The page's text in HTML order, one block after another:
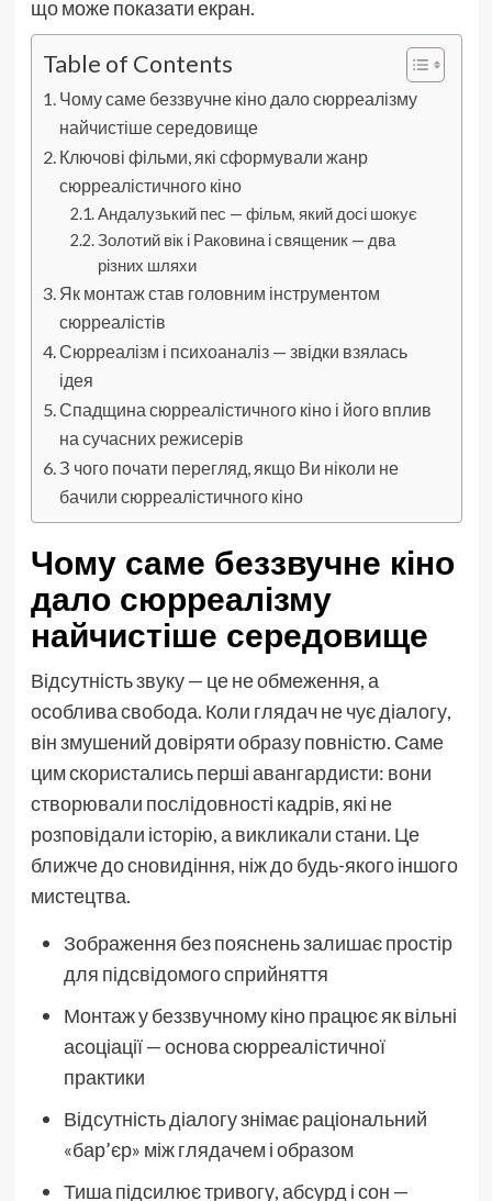
що може показати екран.
Table of Contents
Чому саме беззвучне кіно дало сюрреалізму
найчистіше середовище
Ключові фільми, які сформували жанр
сюрреалістичного кіно
Андалузький пес — фільм, який досі шокує
Золотий вік і Раковина і священик — два
різних шляхи
Як монтаж став головним інструментом
сюрреалістів
Сюрреалізм і психоаналіз — звідки взялась
ідея
Спадщина сюрреалістичного кіно і його вплив
на сучасних режисерів
З чого почати перегляд, якщо Ви ніколи не
бачили сюрреалістичного кіно
Чому саме беззвучне кіно
дало сюрреалізму
найчистіше середовище
Відсутність звуку — це не обмеження, а
особлива свобода. Коли глядач не чує діалогу,
він змушений довіряти образу повністю. Саме
цим скористались перші авангардисти: вони
створювали послідовності кадрів, які не
розповідали історію, а викликали стани. Це
ближче до сновидіння, ніж до будь-якого іншого
мистецтва.
Зображення без пояснень залишає простір
для підсвідомого сприйняття
Монтаж у беззвучному кіно працює як вільні
асоціації — основа сюрреалістичної
практики
Відсутність діалогу знімає раціональний
«бар’єр» між глядачем і образом
Тиша підсилює тривогу, абсурд і сон —